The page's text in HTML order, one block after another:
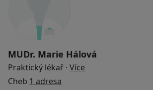
MUDr. Marie Hálová
Praktický lékař · Více
Cheb 1 adresa